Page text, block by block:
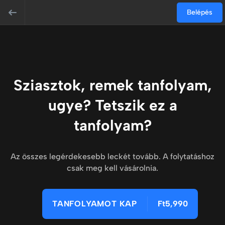
Belépés
Sziasztok, remek tanfolyam,
ugye? Tetszik ez a
tanfolyam?
Az összes legérdekesebb leckét tovább. A folytatáshoz
csak meg kell vásárolnia.
TANFOLYAMOT KAP Ft5,990